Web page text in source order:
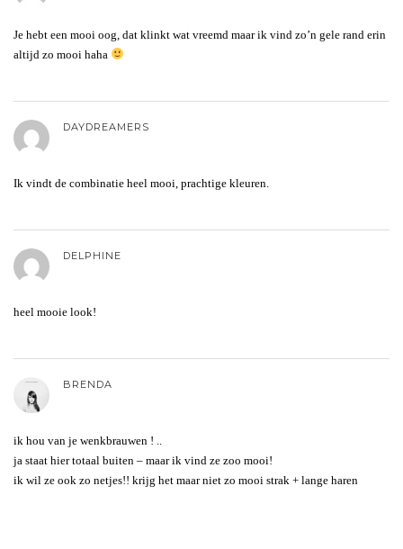
Je hebt een mooi oog, dat klinkt wat vreemd maar ik vind zo’n gele rand erin
altijd zo mooi haha
DAYDREAMERS
Ik vindt de combinatie heel mooi, prachtige kleuren.
DELPHINE
heel mooie look!
BRENDA
ik hou van je wenkbrauwen ! ..
ja staat hier totaal buiten – maar ik vind ze zoo mooi!
ik wil ze ook zo netjes!! krijg het maar niet zo mooi strak + lange haren